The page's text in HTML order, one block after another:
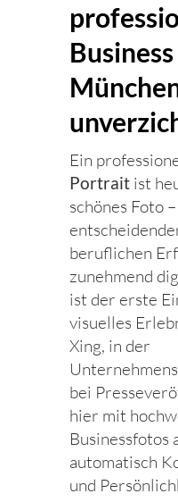
Ein
Portrait ist
schönes Foto
beruflichen
zunehmend
ist der erste
visuelles
Xing, in der
bei
hier mit
automatisch
und